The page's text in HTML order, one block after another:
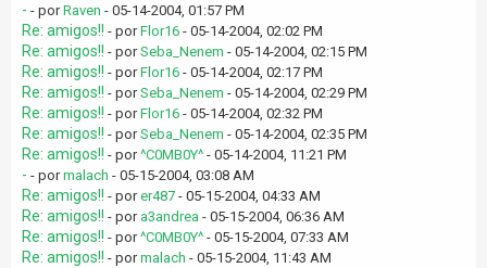
- - porRaven - 05-14-2004, 01:57 PM
Re: amigos!! - porFlor16 - 05-14-2004, 02:02 PM
Re: amigos!! - porSeba_Nenem - 05-14-2004, 02:15 PM
Re: amigos!! - porFlor16 - 05-14-2004, 02:17 PM
Re: amigos!! - porSeba_Nenem - 05-14-2004, 02:29 PM
Re: amigos!! - porFlor16 - 05-14-2004, 02:32 PM
Re: amigos!! - porSeba_Nenem - 05-14-2004, 02:35 PM
Re: amigos!! - por^C0MB0Y^ - 05-14-2004, 11:21 PM
- - pormalach - 05-15-2004, 03:08 AM
Re: amigos!! - porer487 - 05-15-2004, 04:33 AM
Re: amigos!! - por a3andrea - 05-15-2004, 06:36 AM
Re: amigos!! - por^C0MB0Y^ - 05-15-2004, 07:33 AM
Re: amigos!! - pormalach - 05-15-2004, 11:43 AM